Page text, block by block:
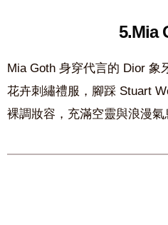
5.Mia
Mia Goth 身穿代言的 Dior 象
花卉刺繡禮服，腳踩 Stuart
裸調妝容，充滿空靈與浪漫氣